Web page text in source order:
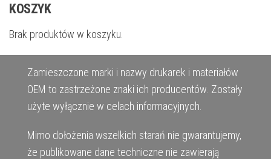
KOSZYK
Brak produktów w koszyku.
Zamieszczone marki i nazwy drukarek i materiałów
OEM to zastrzeżone znaki ich producentów. Zostały
użyte wyłącznie w celach informacyjnych.
Mimo dołożenia wszelkich starań nie gwarantujemy,
że publikowane dane techniczne nie zawierają